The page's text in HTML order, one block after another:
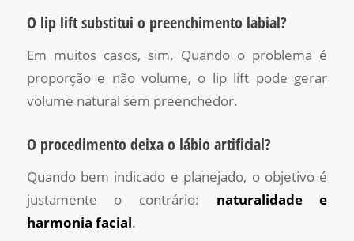
O lip lift substitui o preenchimento labial?
Em muitos casos, sim. Quando o problema é
proporção e não volume, o lip lift pode gerar
volume natural sem preenchedor.
O procedimento deixa o lábio artificial?
Quando bem indicado e planejado, o objetivo é
justamente o contrário: naturalidade e
harmonia facial.